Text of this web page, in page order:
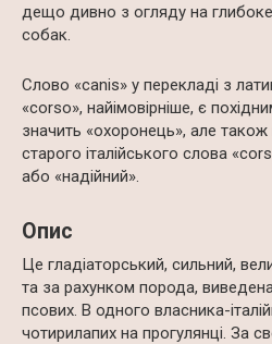
дещо дивно з огляду на глибоке
собак.
Слово «canis» у перекладі з
«corso», найімовірніше, є
значить «охоронець», але
старого італійського слова
або «надійний».
Опис
Це гладіаторський, сильний,
та за рахунком порода,
псових. В одного власника-
чотирилапих на прогулянці. За